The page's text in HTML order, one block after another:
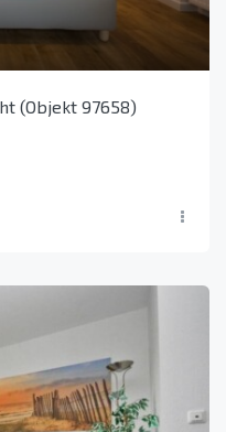
(Objekt 97658)